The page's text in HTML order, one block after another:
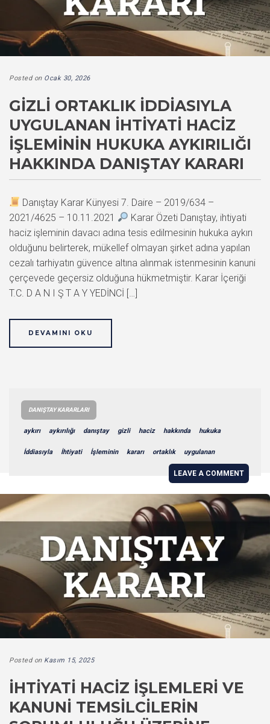
Posted on Ocak 30, 2026
GIZLI ORTAKLIK İDDIASIYLA
UYGULANAN İHTIYATI HACIZ
İŞLEMININ HUKUKA AYKIRILIĞI
HAKKINDA DANIŞTAY KARARI
Danıştay Karar Künyesi 7. Daire – 2019/634 –
2021/4625 – 10.11.2021
Karar Özeti Danıştay, ihtiyati
haciz işleminin davacı adına tesis edilmesinin hukuka aykırı
olduğunu belirterek, mükellef olmayan şirket adına yapılan
cezalı tarhiyatın güvence altına alınmak istenmesinin kanuni
çerçevede geçersiz olduğuna hükmetmiştir. Karar İçeriği
T.C. D A N I Ş T A Y YEDİNCİ […]
DEVAMINI OKU
DANIŞTAY KARARLARI
aykırı aykırılığı danıştay gizli haciz hakkında hukuka
İddiasıyla İhtiyati İşleminin kararı ortaklık uygulanan
LEAVE A COMMENT
Posted on Kasım 15, 2025
İHTIYATI HACIZ İŞLEMLERI VE
KANUNI TEMSILCILERIN